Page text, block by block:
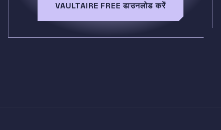
VAULTAIRE FREE डाउनलोड करें